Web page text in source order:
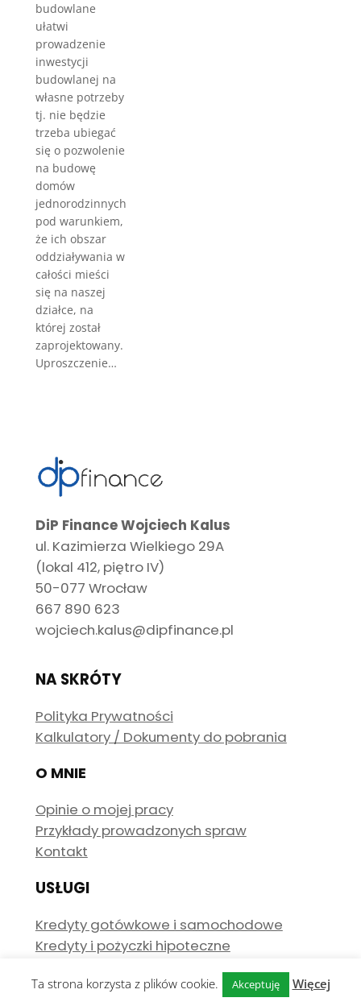
budowlane
ułatwi
prowadzenie
inwestycji
budowlanej na
własne potrzeby
tj. nie będzie
trzeba ubiegać
się o pozwolenie
na budowę
domów
jednorodzinnych
pod warunkiem,
że ich obszar
oddziaływania w
całości mieści
się na naszej
działce, na
której został
zaprojektowany.
Uproszczenie…
DiP Finance Wojciech Kalus
ul. Kazimierza Wielkiego 29A
(lokal 412, piętro IV)
50-077 Wrocław
667 890 623
wojciech.kalus@dipfinance.pl
NA SKRÓTY
Polityka Prywatności
Kalkulatory / Dokumenty do pobrania
O MNIE
Opinie o mojej pracy
Przykłady prowadzonych spraw
Kontakt
USŁUGI
Kredyty gotówkowe i samochodowe
Kredyty i pożyczki hipoteczne
Ta strona korzysta z plików cookie. Akceptuję Więcej